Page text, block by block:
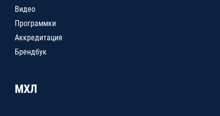
Видео
Программки
Аккредитация
Брендбук
МХЛ